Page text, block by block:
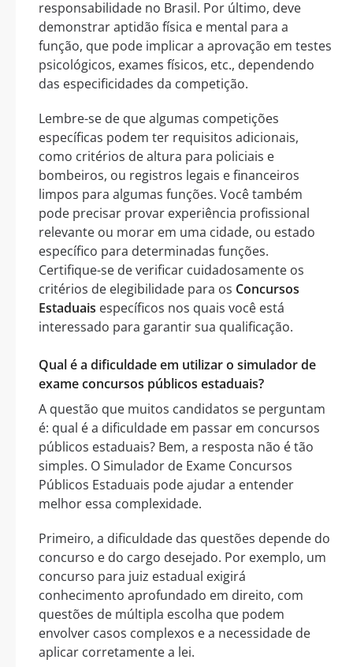
responsabilidade no Brasil. Por último, deve
demonstrar aptidão física e mental para a
função, que pode implicar a aprovação em testes
psicológicos, exames físicos, etc., dependendo
das especificidades da competição.
Lembre-se de que algumas competições
específicas podem ter requisitos adicionais,
como critérios de altura para policiais e
bombeiros, ou registros legais e financeiros
limpos para algumas funções. Você também
pode precisar provar experiência profissional
relevante ou morar em uma cidade, ou estado
específico para determinadas funções.
Certifique-se de verificar cuidadosamente os
critérios de elegibilidade para os Concursos
Estaduais específicos nos quais você está
interessado para garantir sua qualificação.
Qual é a dificuldade em utilizar o simulador de
exame concursos públicos estaduais?
A questão que muitos candidatos se perguntam
é: qual é a dificuldade em passar em concursos
públicos estaduais? Bem, a resposta não é tão
simples. O Simulador de Exame Concursos
Públicos Estaduais pode ajudar a entender
melhor essa complexidade.
Primeiro, a dificuldade das questões depende do
concurso e do cargo desejado. Por exemplo, um
concurso para juiz estadual exigirá
conhecimento aprofundado em direito, com
questões de múltipla escolha que podem
envolver casos complexos e a necessidade de
aplicar corretamente a lei.